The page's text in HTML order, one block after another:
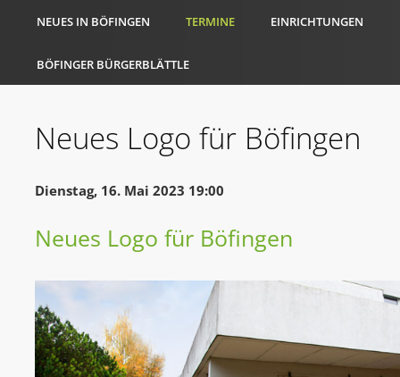
NEUES IN BÖFINGEN TERMINE EINRICHTUNGEN
BÖFINGER BÜRGERBLÄTTLE
Neues Logo für Böfingen
Dienstag, 16. Mai 2023 19:00
Neues Logo für Böfingen